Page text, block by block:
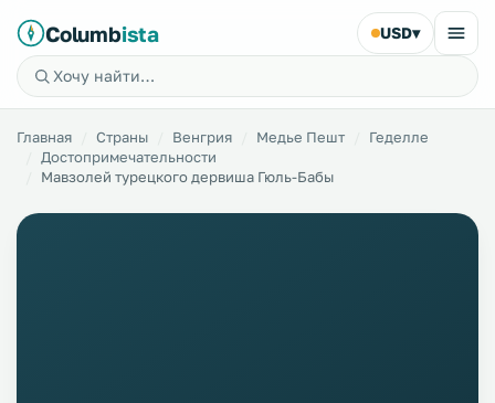
Columbista USD▾
Главная Страны Венгрия Медье Пешт
Геделле
Достопримечательности
Мавзолей турецкого дервиша Гюль-Бабы